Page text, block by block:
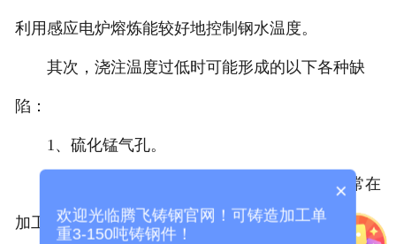
利用感应电炉熔炼能较好地控制钢水温度。
其次，浇注温度过低时可能形成的以下各种缺
陷：
1、硫化锰气孔。
此种气孔位于铸钢件表皮以下且多在上面，常在
加工后显露出来，气孔直径约2~6mm有时孔中含有
×
欢迎光临腾飞铸钢官网！可铸造加工单
重3-150吨铸钢件！